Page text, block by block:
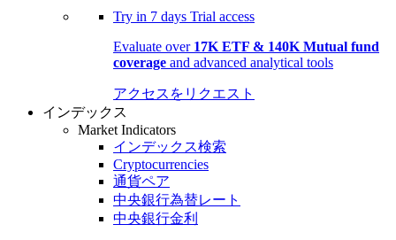
Try in 7 days Trial access
Evaluate over 17K ETF & 140K Mutual fund
coverage and advanced analytical tools
アクセスをリクエスト
インデックス
Market Indicators
インデックス検索
Cryptocurrencies
通貨ペア
中央銀行為替レート
中央銀行金利